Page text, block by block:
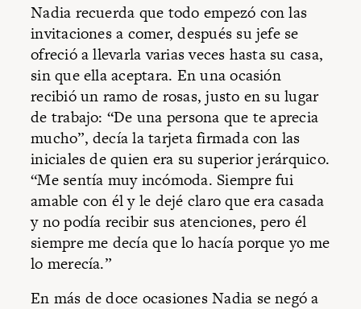
Nadia recuerda que todo empezó con las
invitaciones a comer, después su jefe se
ofreció a llevarla varias veces hasta su casa,
sin que ella aceptara. En una ocasión
recibió un ramo de rosas, justo en su lugar
de trabajo: “De una persona que te aprecia
mucho”, decía la tarjeta firmada con las
iniciales de quien era su superior jerárquico.
“Me sentía muy incómoda. Siempre fui
amable con él y le dejé claro que era casada
y no podía recibir sus atenciones, pero él
siempre me decía que lo hacía porque yo me
lo merecía.”
En más de doce ocasiones Nadia se negó a